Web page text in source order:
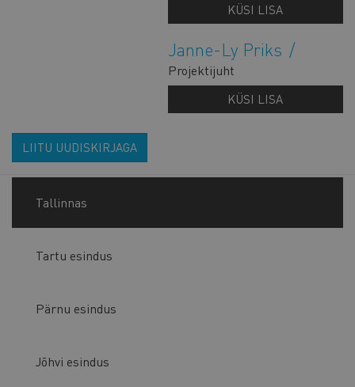
KÜSI LISA
Janne-Ly Priks
Projektijuht
KÜSI LISA
LIITU UUDISKIRJAGA
Tallinnas
Tartu esindus
Pärnu esindus
Jõhvi esindus